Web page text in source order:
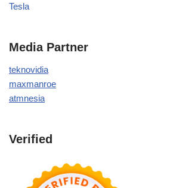
Tesla
Media Partner
teknovidia
maxmanroe
atmnesia
Verified